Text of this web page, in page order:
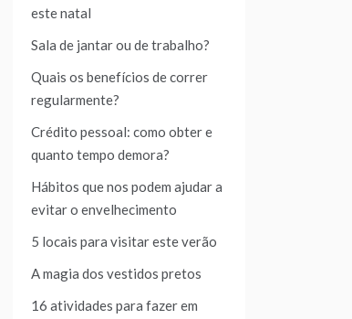
este natal
Sala de jantar ou de trabalho?
Quais os benefícios de correr
regularmente?
Crédito pessoal: como obter e
quanto tempo demora?
Hábitos que nos podem ajudar a
evitar o envelhecimento
5 locais para visitar este verão
A magia dos vestidos pretos
16 atividades para fazer em